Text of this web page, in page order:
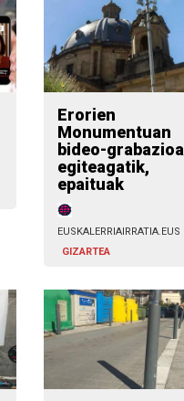
Erorien
Monumentuan
bideo-grabazioa
egiteagatik,
epaituak
EUSKALERRIAIRRATIA.EUS
GIZARTEA